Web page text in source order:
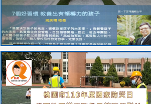
link
to
https://sites.google.com/stes.tyc.edu.tw/
link
to
https://drive.google.com/file/d/
usp=sharing
link
to
https://youtu.be/jJOMVWY3-
8M
link
to
https://drive.google.com/file/d/
usp=sharing